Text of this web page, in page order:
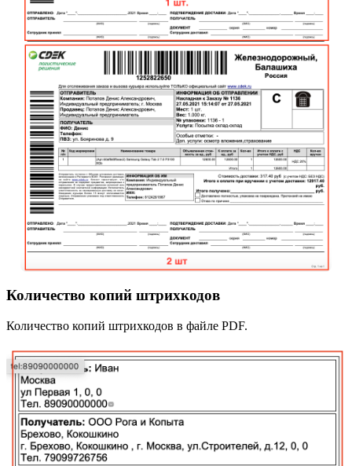
Количество копий штрихкодов
Количество копий штрихкодов в файле PDF.